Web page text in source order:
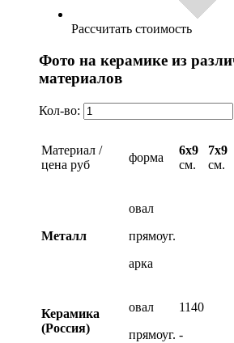
Рассчитать стоимость
Фото на керамике из
материалов
Кол-во:
Материал /
цена руб
форма
6х9
см.
7х9
см.
Металл
овал
прямоуг.
арка
Керамика
(Россия)
овал
прямоуг.
1140
-